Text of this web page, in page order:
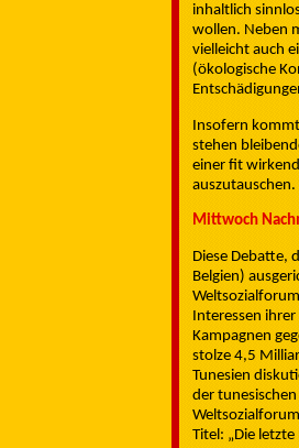
inhaltlich
wollen. Neben
vielleicht auch
(ökologische
Insofern
stehen
einer fit
Mittwoch
Diese Debatte,
Belgien)
Interessen
Kampagnen
stolze 4,5
Tunesien
der
Titel: „Die